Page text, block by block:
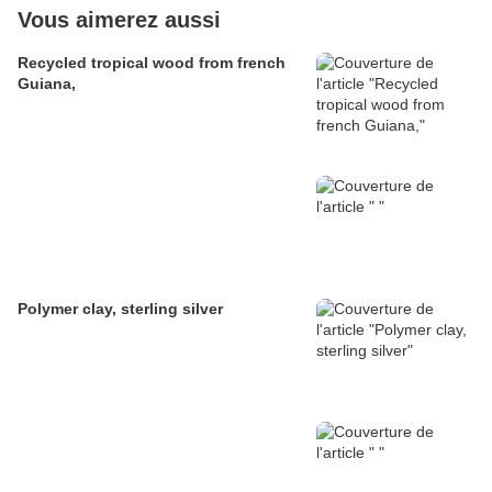
Vous aimerez aussi
Recycled tropical wood from french
Guiana,
Polymer clay, sterling silver